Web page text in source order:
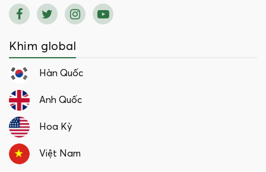
Khim global
Hàn Quốc
Anh Quốc
Hoa Kỳ
Việt Nam